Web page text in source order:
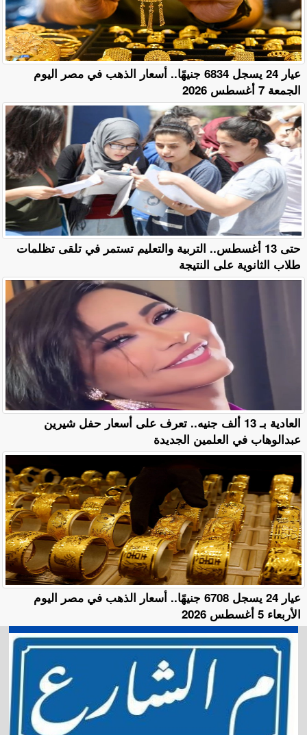
عيار 24 يسجل 6834 جنيهًا.. أسعار الذهب في مصر اليوم
الجمعة 7 أغسطس 2026
حتى 13 أغسطس.. التربية والتعليم تستمر في تلقى تظلمات
طلاب الثانوية على النتيجة
العادية بـ 13 ألف جنيه.. تعرف على أسعار حفل شيرين
عبدالوهاب في العلمين الجديدة
عيار 24 يسجل 6708 جنيهًا.. أسعار الذهب في مصر اليوم
الأربعاء 5 أغسطس 2026